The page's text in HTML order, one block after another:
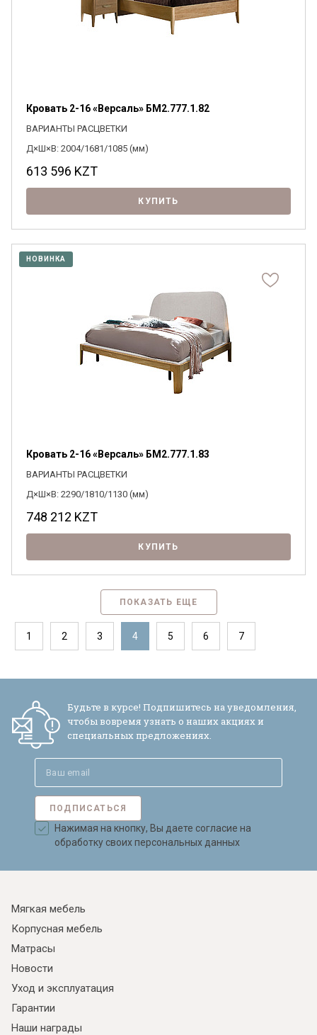
Кровать 2-16 «Версаль» БМ2.777.1.82
ВАРИАНТЫ РАСЦВЕТКИ
Д×Ш×В: 2004/1681/1085 (мм)
613 596 KZT
КУПИТЬ
НОВИНКА
Кровать 2-16 «Версаль» БМ2.777.1.83
ВАРИАНТЫ РАСЦВЕТКИ
Д×Ш×В: 2290/1810/1130 (мм)
748 212 KZT
КУПИТЬ
ПОКАЗАТЬ ЕЩЕ
1 2 3 4 5 6 7
Будьте в курсе! Подпишитесь на уведомления,
чтобы вовремя узнать о наших акциях и
специальных предложениях.
ПОДПИСАТЬСЯ
Нажимая на кнопку, Вы даете согласие на
обработку своих персональных данных
Мягкая мебель
Корпусная мебель
Матрасы
Новости
Уход и эксплуатация
Гарантии
Наши награды